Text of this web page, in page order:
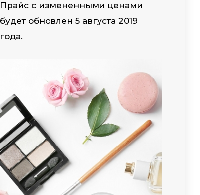
Прайс с измененными ценами
будет обновлен 5 августа 2019
года.